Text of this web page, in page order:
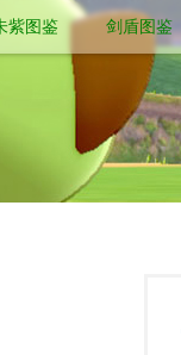
紫图鉴 剑盾图鉴